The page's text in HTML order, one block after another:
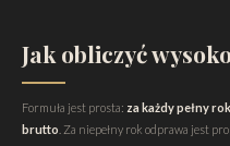
Jak obliczyć
Formuła jest prosta: za każdy pełny
brutto . Za niepełny rok odprawa jest